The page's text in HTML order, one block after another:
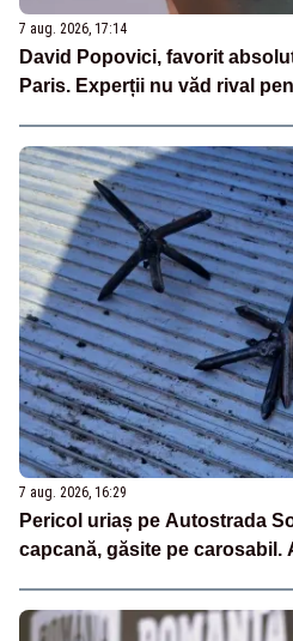
7 aug. 2026, 17:14
David Popovici, favorit
Paris. Experții nu văd rival
7 aug. 2026, 16:29
Pericol uriaș pe Autostrada
capcană, găsite pe carosabil.